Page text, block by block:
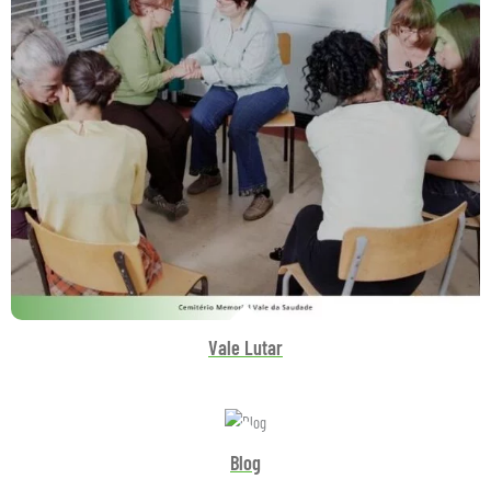
Vale Lutar
Blog